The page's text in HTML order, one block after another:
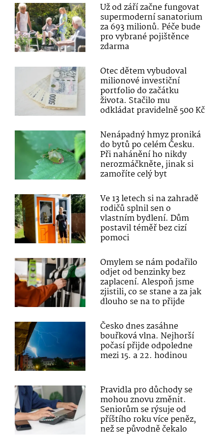
Už od září začne fungovat
supermoderní sanatorium
za 693 milionů. Péče bude
pro vybrané pojištěnce
zdarma
Otec dětem vybudoval
milionové investiční
portfolio do začátku
života. Stačilo mu
odkládat pravidelně 500 Kč
Nenápadný hmyz proniká
do bytů po celém Česku.
Při nahánění ho nikdy
nerozmáčkněte, jinak si
zamoříte celý byt
Ve 13 letech si na zahradě
rodičů splnil sen o
vlastním bydlení. Dům
postavil téměř bez cizí
pomoci
Omylem se nám podařilo
odjet od benzinky bez
zaplacení. Alespoň jsme
zjistili, co se stane a za jak
dlouho se na to přijde
Česko dnes zasáhne
bouřková vlna. Nejhorší
počasí přijde odpoledne
mezi 15. a 22. hodinou
Pravidla pro důchody se
mohou znovu změnit.
Seniorům se rýsuje od
příštího roku více peněz,
než se původně čekalo